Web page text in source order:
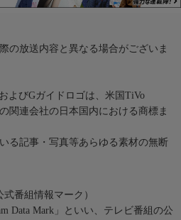
の放送内容と異なる場合がございま
よびGガイドロゴは、米国TiVo
関連会社の日本国内における商標ま
る記事・写真等あらゆる素材の無断
番組情報マーク）
Data Mark」といい、テレビ番組の公